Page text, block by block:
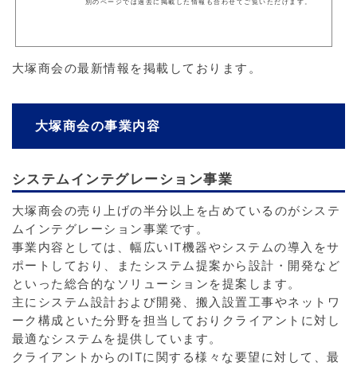
大塚商会の最新情報を掲載しております。
大塚商会の事業内容
システムインテグレーション事業
大塚商会の売り上げの半分以上を占めているのがシステ
ムインテグレーション事業です。
事業内容としては、幅広いIT機器やシステムの導入をサ
ポートしており、またシステム提案から設計・開発など
といった総合的なソリューションを提案します。
主にシステム設計および開発、搬入設置工事やネットワ
ーク構成といた分野を担当しておりクライアントに対し
最適なシステムを提供しています。
クライアントからのITに関する様々な要望に対して、最